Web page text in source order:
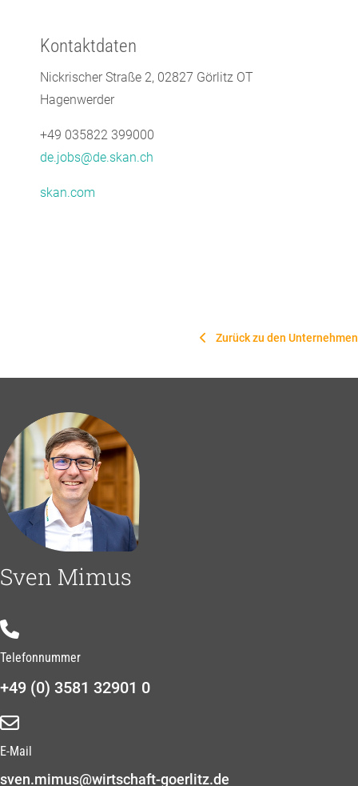
Kontaktdaten
Nickrischer Straße 2, 02827 Görlitz OT
Hagenwerder
+49 035822 399000
de.jobs@de.skan.ch
skan.com
Zurück zu den Unternehmen
Sven Mimus
Telefonnummer
+49 (0) 3581 32901 0
E-Mail
sven.mimus@wirtschaft-goerlitz.de